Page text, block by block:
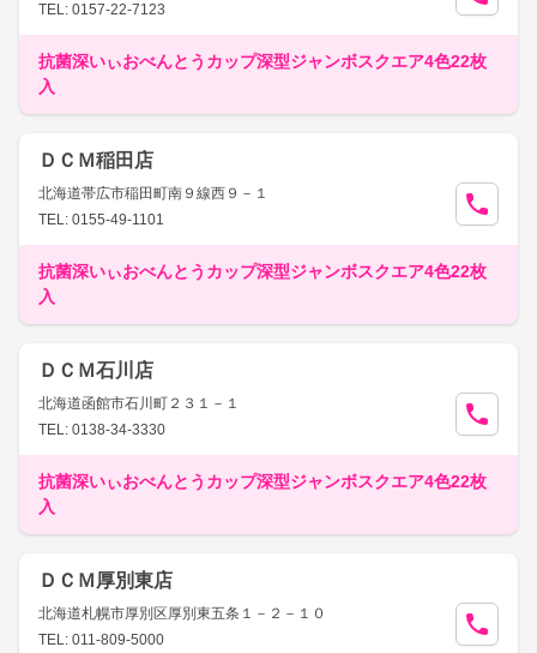
TEL: 0157-22-7123
抗菌深いぃおべんとうカップ深型ジャンボスクエア4色22枚
入
ＤＣＭ稲田店
北海道帯広市稲田町南９線西９－１
TEL: 0155-49-1101
抗菌深いぃおべんとうカップ深型ジャンボスクエア4色22枚
入
ＤＣＭ石川店
北海道函館市石川町２３１－１
TEL: 0138-34-3330
抗菌深いぃおべんとうカップ深型ジャンボスクエア4色22枚
入
ＤＣＭ厚別東店
北海道札幌市厚別区厚別東五条１－２－１０
TEL: 011-809-5000